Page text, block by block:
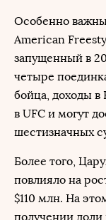
Особенно
American
запущенный в
четыре
бойца, доходы в
в UFC и могут
шестизначных
Более того,
повлияло на
$110 млн. На
получении доли